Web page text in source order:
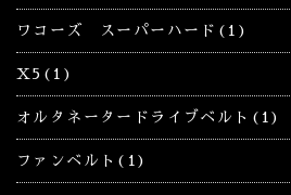
ワコーズ スーパーハード(1)
X5(1)
オルタネータードライブベルト(1)
ファンベルト(1)